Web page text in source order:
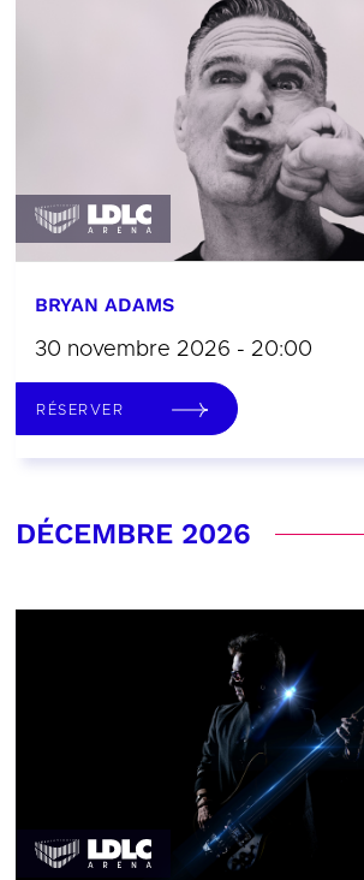
BRYAN ADAMS
30 novembre 2026 - 20:00
RÉSERVER
DÉCEMBRE 2026